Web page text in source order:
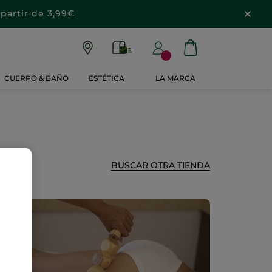
partir de 3,99€
CUERPO & BAÑO ESTÉTICA LA MARCA
BUSCAR OTRA TIENDA